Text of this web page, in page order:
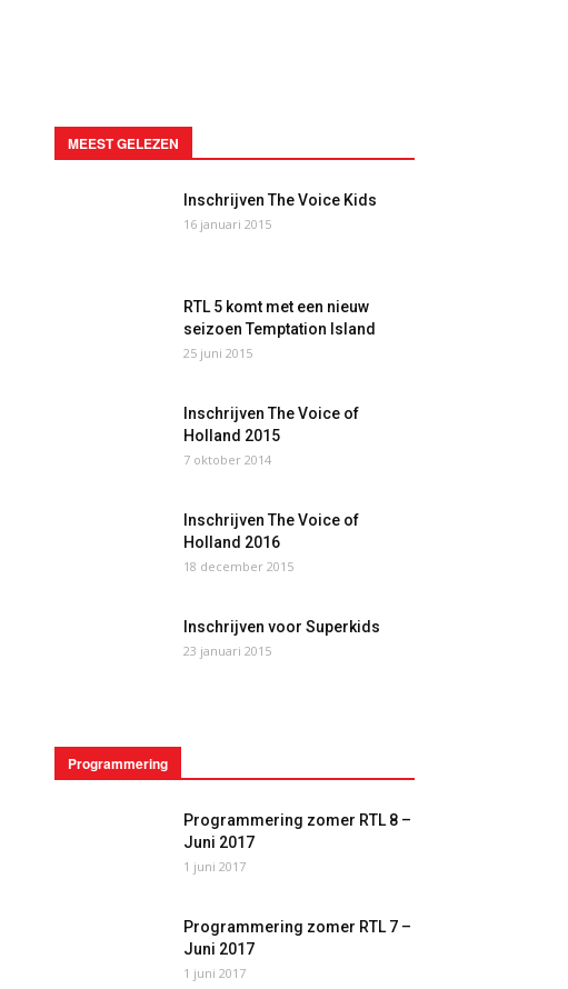
MEEST GELEZEN
Inschrijven The Voice Kids
16 januari 2015
RTL 5 komt met een nieuw
seizoen Temptation Island
25 juni 2015
Inschrijven The Voice of
Holland 2015
7 oktober 2014
Inschrijven The Voice of
Holland 2016
18 december 2015
Inschrijven voor Superkids
23 januari 2015
Programmering
Programmering zomer RTL 8 –
Juni 2017
1 juni 2017
Programmering zomer RTL 7 –
Juni 2017
1 juni 2017